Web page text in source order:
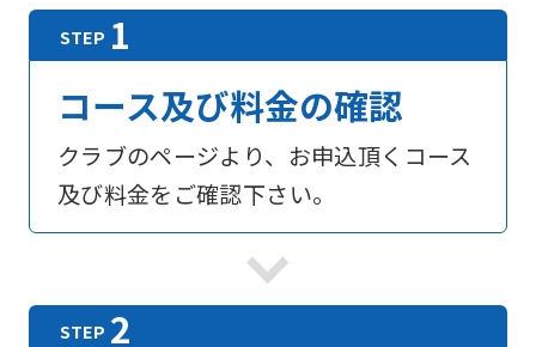
コース及び料金の確認
クラブのページより、お申込頂くコース
及び料金をご確認下さい。